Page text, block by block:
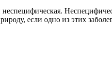
неспецифическая.
если одно из этих